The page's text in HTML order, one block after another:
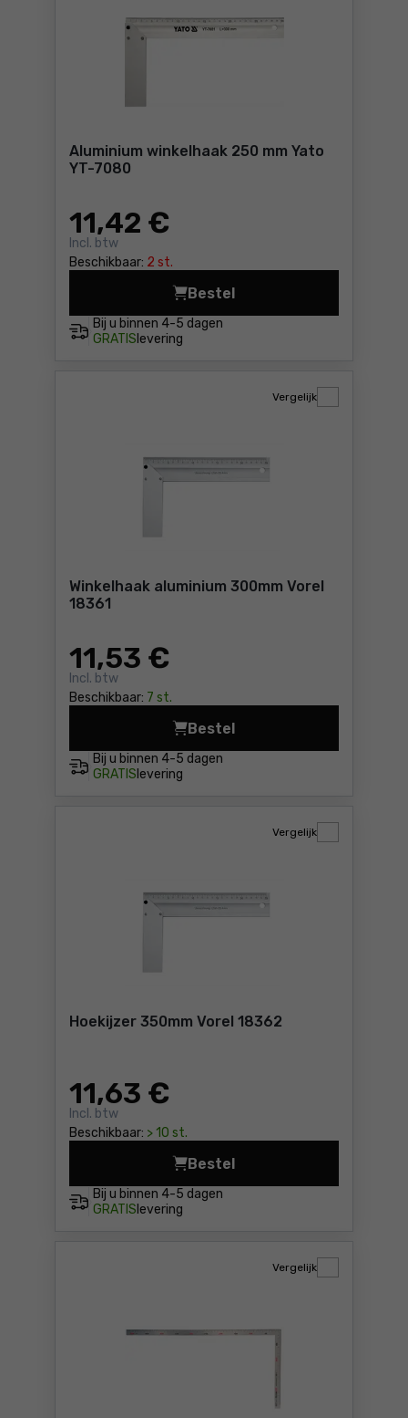
Aluminium winkelhaak 250 mm Yato
YT-7080
11,42 €
Incl. btw
Beschikbaar: 2 st.
Bij u binnen 4-5 dagen
GRATIS levering
Bestel
Aluminium winkelhaak 250
Winkelhaak aluminium 300mm Vorel
18361
11,53 €
Incl. btw
Beschikbaar: 7 st.
Vergelijk
Bij u binnen 4-5 dagen
GRATIS levering
Bestel
Winkelhaak aluminium
Hoekijzer 350mm Vorel 18362
11,63 €
Incl. btw
Beschikbaar: > 10 st.
Vergelijk
Bij u binnen 4-5 dagen
GRATIS levering
Bestel
Hoekijzer 350mm Vorel
Vergelijk